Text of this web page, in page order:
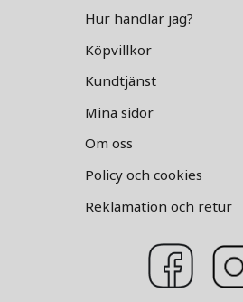
Hur handlar jag?
Köpvillkor
Kundtjänst
Mina sidor
Om oss
Policy och cookies
Reklamation och retur